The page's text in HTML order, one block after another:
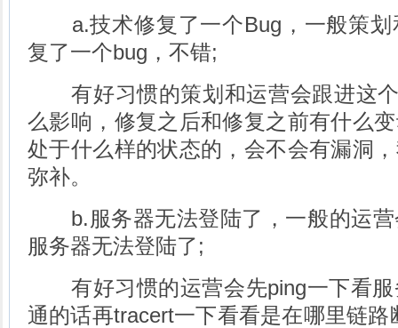
a.技术修复了一个Bug，一般策划
复了一个bug，不错;
有好习惯的策划和运营会跟进这个
么影响，修复之后和修复之前有什么
处于什么样的状态的，会不会有漏洞
弥补。
b.服务器无法登陆了，一般的运营
服务器无法登陆了;
有好习惯的运营会先ping一下看服
通的话再tracert一下看看是在哪里链